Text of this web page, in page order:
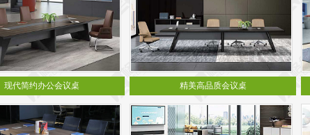
现代简约办公会议桌 精美高品质会议桌